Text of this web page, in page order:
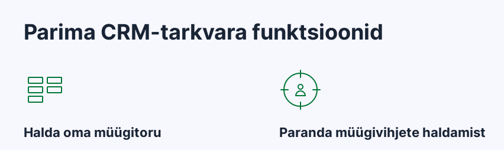
Parima CRM-tarkvara funktsioonid
Halda oma müügitoru Paranda müügivihjete haldamist